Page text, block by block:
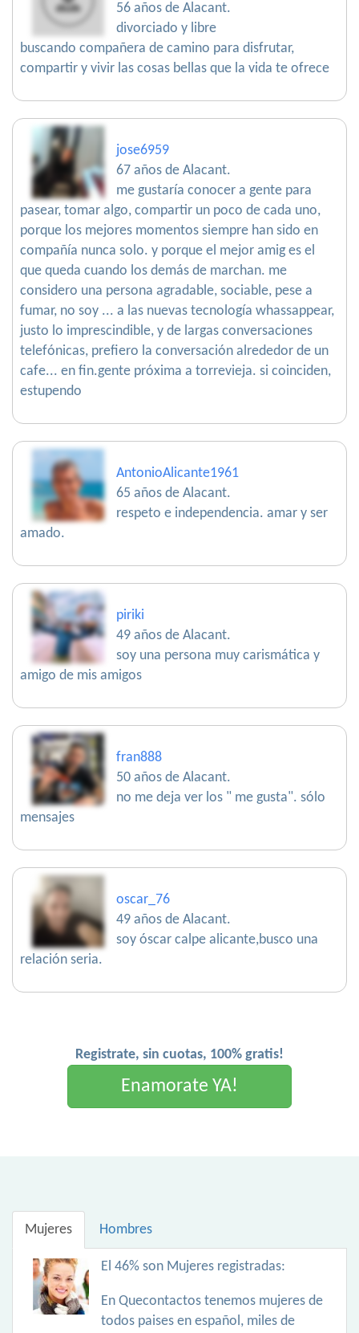
56 años de Alacant.
divorciado y libre
buscando compañera de camino para disfrutar,
compartir y vivir las cosas bellas que la vida te ofrece
jose6959
67 años de Alacant.
me gustaría conocer a gente para
pasear, tomar algo, compartir un poco de cada uno,
porque los mejores momentos siempre han sido en
compañía nunca solo. y porque el mejor amig es el
que queda cuando los demás de marchan. me
considero una persona agradable, sociable, pese a
fumar, no soy ... a las nuevas tecnología whassappear,
justo lo imprescindible, y de largas conversaciones
telefónicas, prefiero la conversación alrededor de un
cafe... en fin.gente próxima a torrevieja. si coinciden,
estupendo
AntonioAlicante1961
65 años de Alacant.
respeto e independencia. amar y ser
amado.
piriki
49 años de Alacant.
soy una persona muy carismática y
amigo de mis amigos
fran888
50 años de Alacant.
no me deja ver los " me gusta". sólo
mensajes
oscar_76
49 años de Alacant.
soy óscar calpe alicante,busco una
relación seria.
Registrate, sin cuotas, 100% gratis!
Enamorate YA!
Mujeres Hombres
El 46% son Mujeres registradas:
En Quecontactos tenemos mujeres de
todos paises en español, miles de